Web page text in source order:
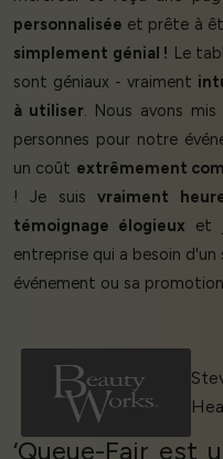
personnalisée et prête à
simplement génial ! Le
sont géniaux - vraiment
à utiliser. Nous avons
personnes pour notre
un coût extrêmement
! Je suisvraiment
témoignage élogieux et
entreprise qui a besoin
événement ou sa
‘Queue-Fair est